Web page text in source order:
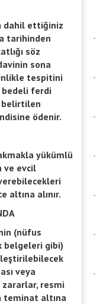
dahil ettiğiniz
tarihinden
söz
sona
tespitini
bedeli ferdi
belirtilen
ödenir.
yükümlü
ve evcil
altına alınır.
(nüfus
belgeleri gibi)
veya
zararlar, resmi
teminat altına